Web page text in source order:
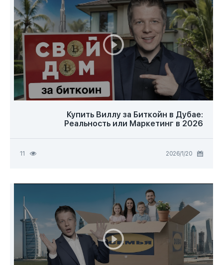
Купить Виллу за Биткойн в Дубае:
Реальность или Маркетинг в 2026
20‏/1‏/2026
11